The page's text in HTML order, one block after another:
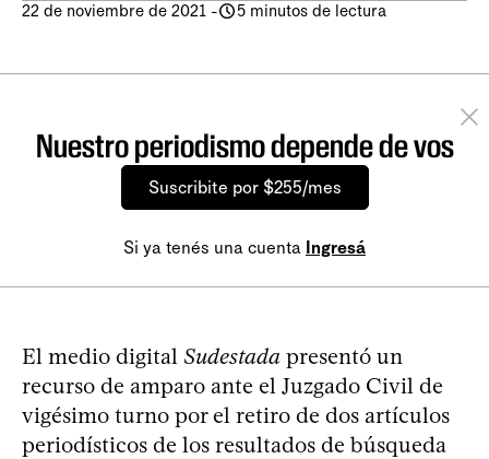
22 de noviembre de 2021 - 5 minutos de lectura
Nuestro periodismo depende de vos
Suscribite por $255/mes
Si ya tenés una cuenta Ingresá
El medio digital Sudestada presentó un
recurso de amparo ante el Juzgado Civil de
vigésimo turno por el retiro de dos artículos
periodísticos de los resultados de búsqueda